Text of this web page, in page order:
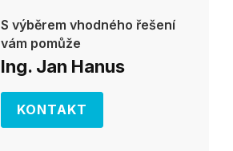
S výběrem vhodného řešení
vám pomůže
Ing. Jan Hanus
KONTAKT